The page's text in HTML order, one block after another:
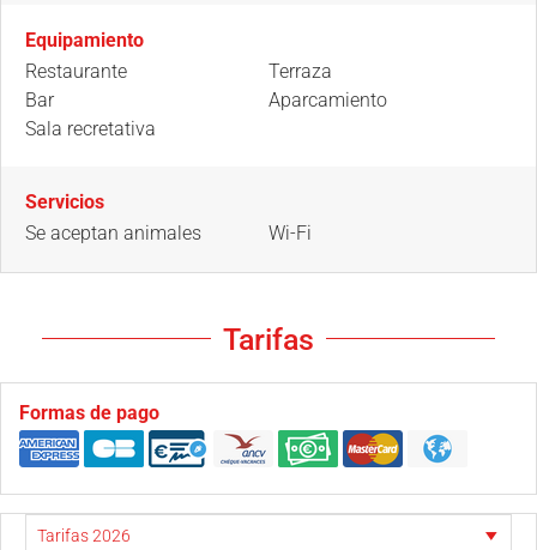
Equipamiento
Restaurante
Bar
Sala recretativa
Terraza
Aparcamiento
Servicios
Se aceptan animales
Wi-Fi
Tarifas
Formas de pago